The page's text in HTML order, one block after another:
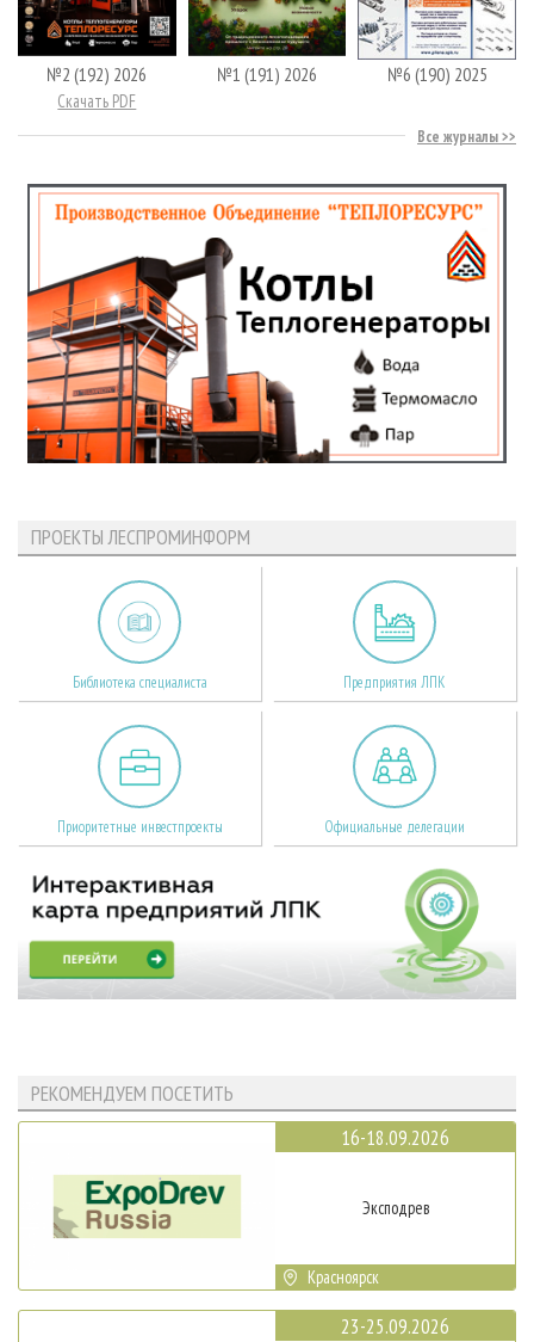
№2 (192) 2026
Скачать PDF
№1 (191) 2026 №6 (190) 2025
Все журналы
ПРОЕКТЫ ЛЕСПРОМИНФОРМ
Библиотека специалиста Предприятия ЛПК
Приоритетные инвестпроекты Официальные делегации
РЕКОМЕНДУЕМ ПОСЕТИТЬ
16-18.09.2026
Эксподрев
Красноярск
23-25.09.2026